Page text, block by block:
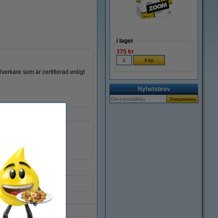
som är certifierad enligt
CLT-K404S/ELS
i lager
375 kr
Nyhetsbrev